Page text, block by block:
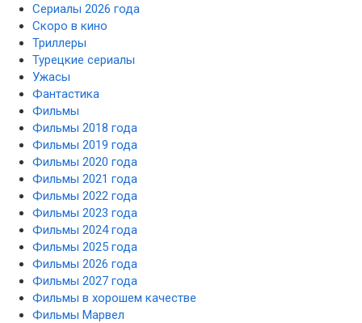
Сериалы 2026 года
Скоро в кино
Триллеры
Турецкие сериалы
Ужасы
Фантастика
Фильмы
Фильмы 2018 года
Фильмы 2019 года
Фильмы 2020 года
Фильмы 2021 года
Фильмы 2022 года
Фильмы 2023 года
Фильмы 2024 года
Фильмы 2025 года
Фильмы 2026 года
Фильмы 2027 года
Фильмы в хорошем качестве
Фильмы Марвел